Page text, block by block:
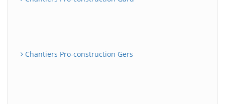
Chantiers Pro-construction Gers